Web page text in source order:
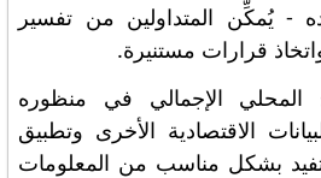
- يُمكِّن المتداولين من تفسير
قرارات مستنيرة.
المحلي الإجمالي في منظوره
الاقتصادية الأخرى وتطبيق
بشكل مناسب من المعلومات